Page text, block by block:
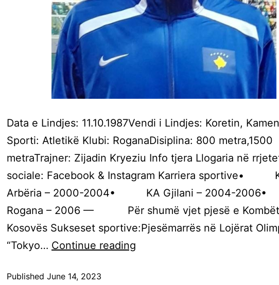
Data e Lindjes: 11.10.1987Vendi i Lindjes: Koretin,
Sporti: Atletikë Klubi: RoganaDisiplina: 800 metra,1500
metraTrajner: Zijadin Kryeziu Info tjera Llogaria në
sociale: Facebook & Instagram Karriera sportive•
Arbëria – 2000-2004• KA Gjilani – 2004-
Rogana – 2006 –– Për shumë vjet pjesë e
Kosovës Sukseset sportive:Pjesëmarrës në Lojërat
“Tokyo… Continue reading
Published June 14, 2023